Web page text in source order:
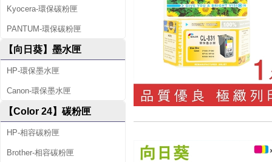
Kyocera-環保碳粉匣
PANTUM-環保碳粉匣
【向日葵】墨水匣
HP-環保墨水匣
Canon-環保墨水匣
【Color 24】碳粉匣
HP-相容碳粉匣
Brother-相容碳粉匣